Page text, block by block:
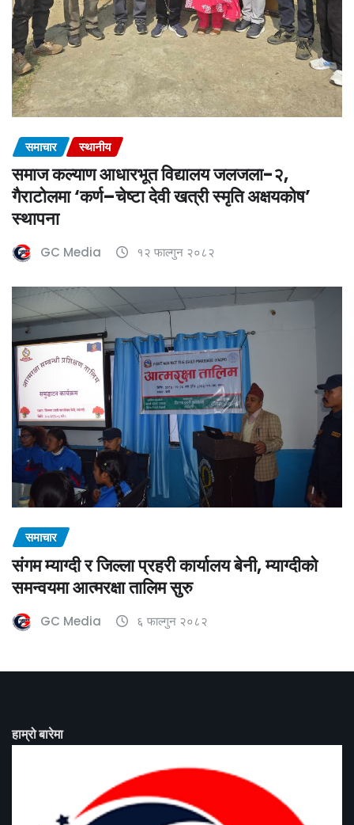
समाचार स्थानीय
समाज कल्याण आधारभूत विद्यालय जलजला-२,
गैराटोलमा ‘कर्ण–चेष्टा देवी खत्री स्मृति अक्षयकोष’
स्थापना
GC Media १२ फाल्गुन २०८२
समाचार
संगम म्याग्दी र जिल्ला प्रहरी कार्यालय बेनी, म्याग्दीको
समन्वयमा आत्मरक्षा तालिम सुरु
GC Media ६ फाल्गुन २०८२
हाम्रो बारेमा